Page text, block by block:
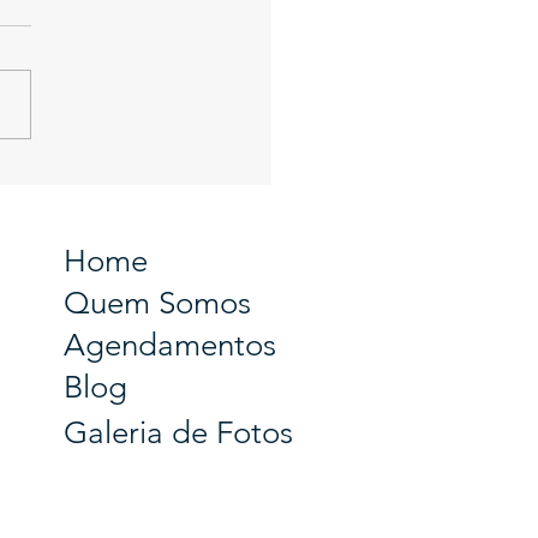
Home
Quem Somos
Agendamentos
Blog
Galeria de Fotos